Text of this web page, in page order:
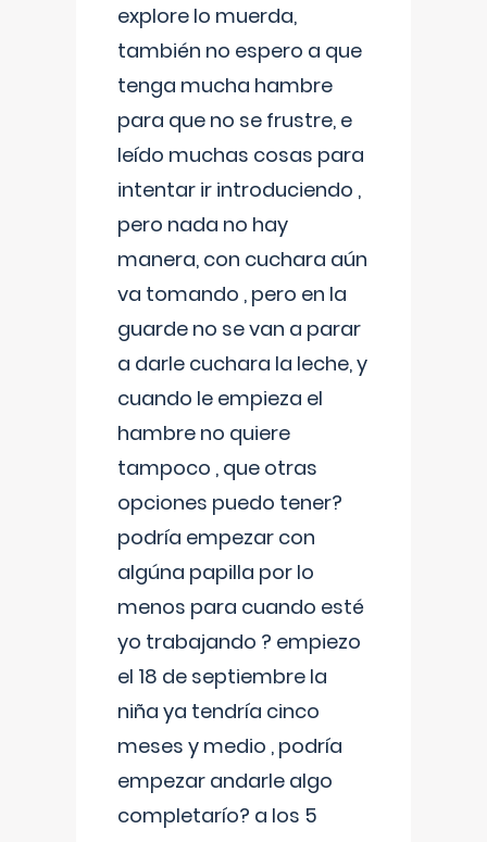
explore lo muerda,
también no espero a que
tenga mucha hambre
para que no se frustre, e
leído muchas cosas para
intentar ir introduciendo ,
pero nada no hay
manera, con cuchara aún
va tomando , pero en la
guarde no se van a parar
a darle cuchara la leche, y
cuando le empieza el
hambre no quiere
tampoco , que otras
opciones puedo tener?
podría empezar con
algúna papilla por lo
menos para cuando esté
yo trabajando ? empiezo
el 18 de septiembre la
niña ya tendría cinco
meses y medio , podría
empezar andarle algo
completarío? a los 5